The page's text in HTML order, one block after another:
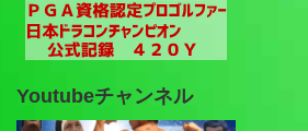
Youtubeチャンネル